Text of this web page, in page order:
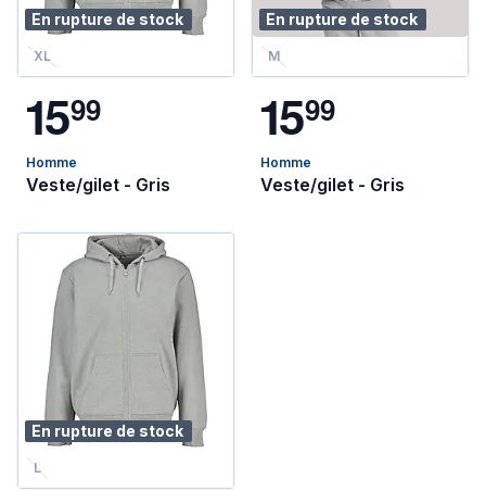
En rupture de stock
XL
1599
Homme
Veste/gilet - Gris
En rupture de stock
M
1599
Homme
Veste/gilet - Gris
En rupture de stock
L